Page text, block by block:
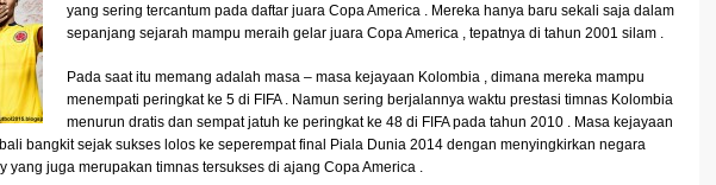
yang sering tercantum pada daftar juara Copa America . Mereka hanya baru sekali saja dalam
sepanjang sejarah mampu meraih gelar juara Copa America , tepatnya di tahun 2001 silam .
Pada saat itu memang adalah masa – masa kejayaan Kolombia , dimana mereka mampu
menempati peringkat ke 5 di FIFA . Namun sering berjalannya waktu prestasi timnas Kolombia
menurun dratis dan sempat jatuh ke peringkat ke 48 di FIFA pada tahun 2010 . Masa kejayaan
bangkit sejak sukses lolos ke seperempat final Piala Dunia 2014 dengan menyingkirkan negara
yang juga merupakan timnas tersukses di ajang Copa America .